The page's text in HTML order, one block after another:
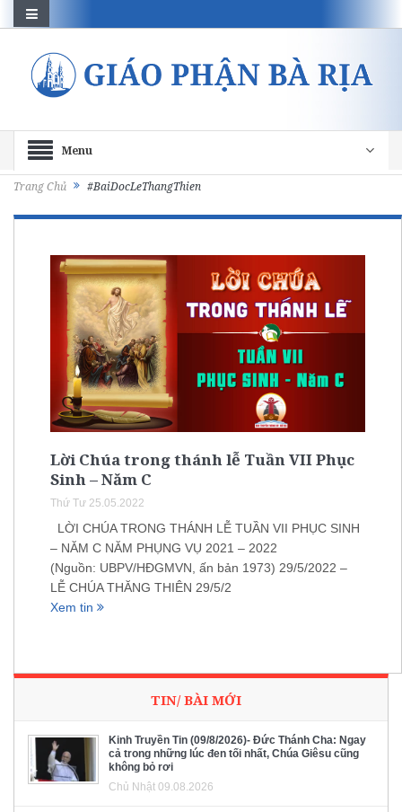
Menu
Trang Chủ #BaiDocLeThangThien
Lời Chúa trong thánh lễ Tuần VII Phục
Sinh – Năm C
Thứ Tư 25.05.2022
LỜI CHÚA TRONG THÁNH LỄ TUẦN VII PHỤC SINH
– NĂM C NĂM PHỤNG VỤ 2021 – 2022
(Nguồn: UBPV/HĐGMVN, ấn bản 1973) 29/5/2022 –
LỄ CHÚA THĂNG THIÊN 29/5/2
Xem tin
TIN/ BÀI MỚI
Kinh Truyền Tin (09/8/2026)- Đức Thánh Cha: Ngay
cả trong những lúc đen tối nhất, Chúa Giêsu cũng
không bỏ rơi
Chủ Nhật 09.08.2026